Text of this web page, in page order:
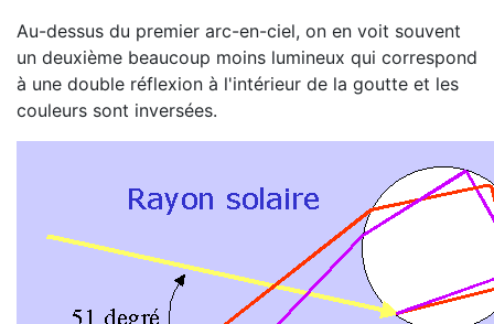
Au-dessus du premier arc-en-ciel, on en voit souvent
un deuxième beaucoup moins lumineux qui correspond
à une double réflexion à l'intérieur de la goutte et les
couleurs sont inversées.